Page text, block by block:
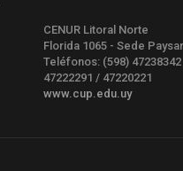
CENUR Litoral Norte
Florida 1065 - Sede
Teléfonos: (598)
47222291 / 47220221
www.cup.edu.uy